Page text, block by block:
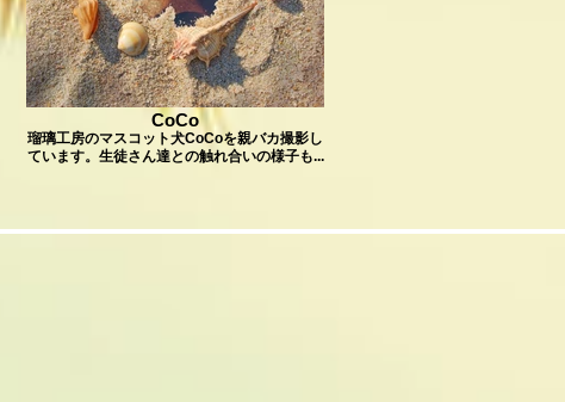
CoCo
瑠璃工房のマスコット犬CoCoを親バカ撮影し
ています。生徒さん達との触れ合いの様子も...